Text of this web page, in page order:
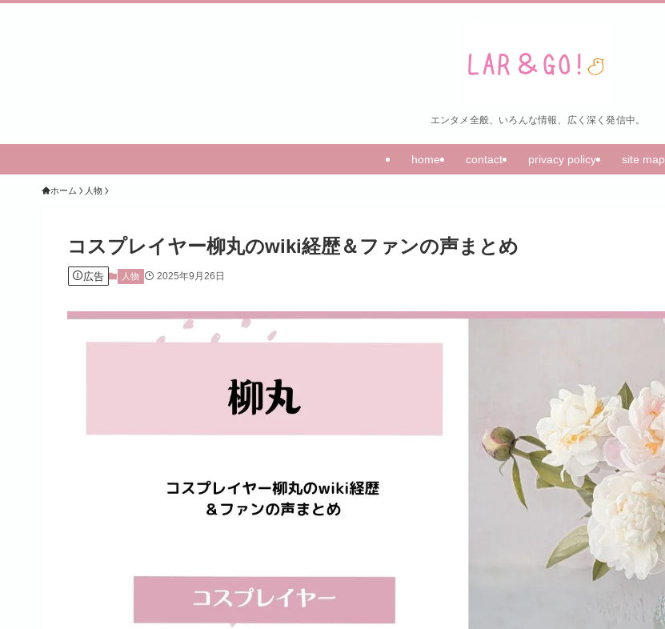
エンタメ全般、いろんな情報、広く深く発信中。
home contact privacy policy site map
ホーム 人物
コスプレイヤー柳丸のwiki経歴＆ファンの声まとめ
広告 人物 2025年9月26日